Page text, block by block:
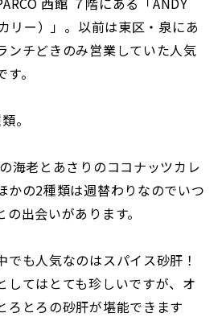
リー）」。以前は東区・泉にあ
ンチどきのみ営業していた人気
。
。
海老とあさりのココナッツカレ
かの2種類は週替わりなのでいつ
出会いがあります。
でも人気なのはスパイス砂肝！
してはとても珍しいですが、オ
ろとろの砂肝が堪能できます